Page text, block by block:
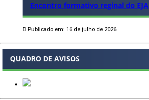
Encontro formativo reginal do EJA
Publicado em: 16 de julho de 2026
QUADRO DE AVISOS